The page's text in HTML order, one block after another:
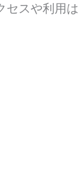
セスや利用は